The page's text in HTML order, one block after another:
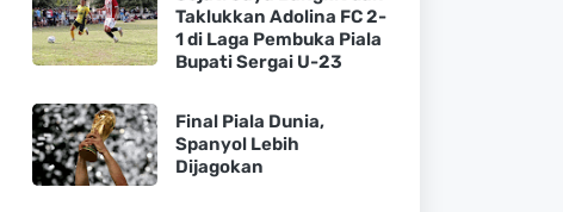
Taklukkan Adolina FC 2-
1 di Laga Pembuka Piala
Bupati Sergai U-23
Final Piala Dunia,
Spanyol Lebih
Dijagokan